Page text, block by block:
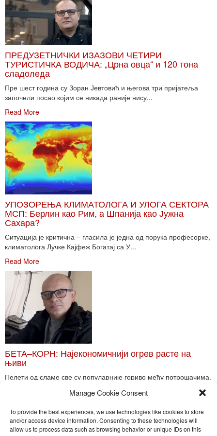
Manage Cookie Consent
To provide the best experiences, we use technologies like cookies to store
and/or access device information. Consenting to these technologies will
allow us to process data such as browsing behavior or unique IDs on this
ПРЕДУЗЕТНИЧКИ ИЗАЗОВИ ЧЕТИРИ
ТУРИСТИЧКА ВОДИЧА: „Црна овца“ и 120 тона
сладоледа
Пре шест година су Зоран Јевтовић и његова три пријатеља
започели посао којим се никада раније нису...
Read More
УПОЗОРЕЊА КЛИМАТОЛОГА И УЛОГА СЕКТОРА
МСП: Берлин као Рим, а Шпанија као Јужна
Сахара?
Ситуација је критична – гласила је једна од порука професорке,
климатолога Лучке Кајфеж Богатај са У...
Read More
БЕТА–КОРН: Најекономичнији огрев расте на
њиви
Пелети од сламе све су популарније гориво међу потрошачима.